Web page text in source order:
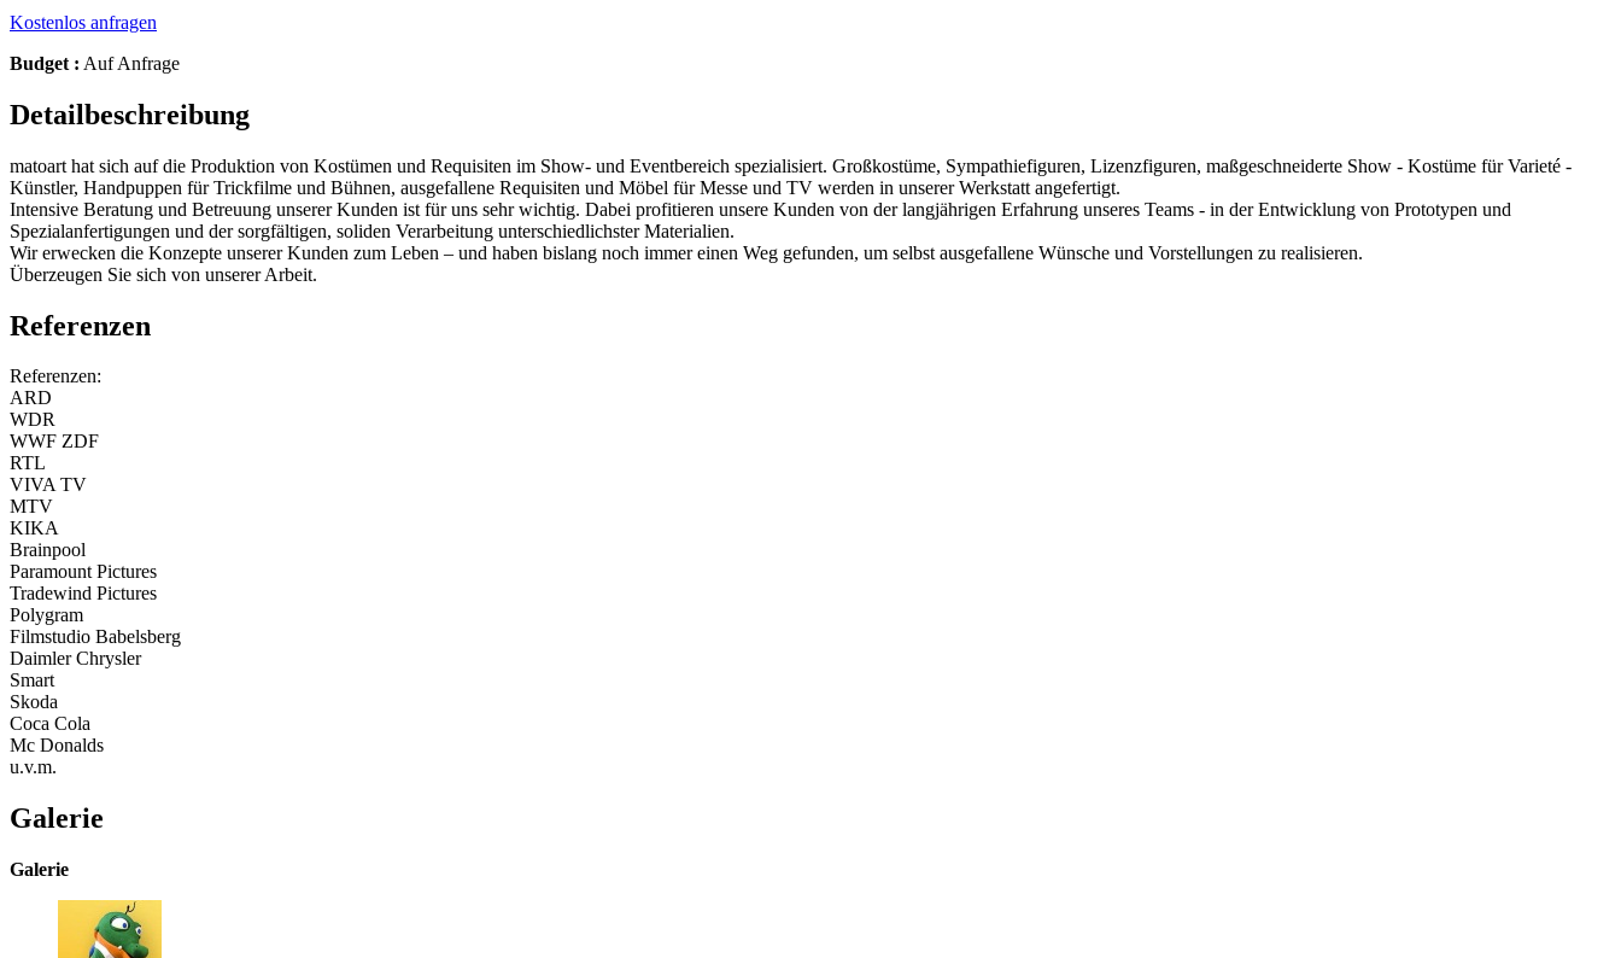
Kostenlos anfragen
Budget : Auf Anfrage
Detailbeschreibung
matoart hat sich auf die Produktion von Kostümen und Requisiten im Show- und Eventbereich spezialisiert. Großkostüme, Sympathiefiguren, Lizenzfiguren, maßgeschneiderte Show - Kostüme für Varieté -
Künstler, Handpuppen für Trickfilme und Bühnen, ausgefallene Requisiten und Möbel für Messe und TV werden in unserer Werkstatt angefertigt.
Intensive Beratung und Betreuung unserer Kunden ist für uns sehr wichtig. Dabei profitieren unsere Kunden von der langjährigen Erfahrung unseres Teams - in der Entwicklung von Prototypen und
Spezialanfertigungen und der sorgfältigen, soliden Verarbeitung unterschiedlichster Materialien.
Wir erwecken die Konzepte unserer Kunden zum Leben – und haben bislang noch immer einen Weg gefunden, um selbst ausgefallene Wünsche und Vorstellungen zu realisieren.
Überzeugen Sie sich von unserer Arbeit.
Referenzen
Referenzen:
ARD
WDR
WWF ZDF
RTL
VIVA TV
MTV
KIKA
Brainpool
Paramount Pictures
Tradewind Pictures
Polygram
Filmstudio Babelsberg
Daimler Chrysler
Smart
Skoda
Coca Cola
Mc Donalds
u.v.m.
Galerie
Galerie